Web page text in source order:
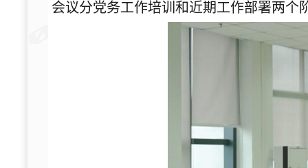
会议分党务工作培训和近期工作部署两个